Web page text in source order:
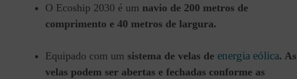
O Ecoship 2030 é um navio de 200 metros de
comprimento e 40 metros de largura.
Equipado com um sistema de velas de energia eólica. As
velas podem ser abertas e fechadas conforme as